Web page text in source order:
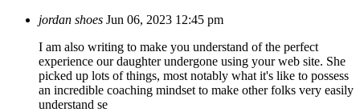
jordan shoes Jun 06, 2023 12:45 pm
I am also writing to make you understand of the perfect
experience our daughter undergone using your web site. She
picked up lots of things, most notably what it's like to possess
an incredible coaching mindset to make other folks very easily
understand se